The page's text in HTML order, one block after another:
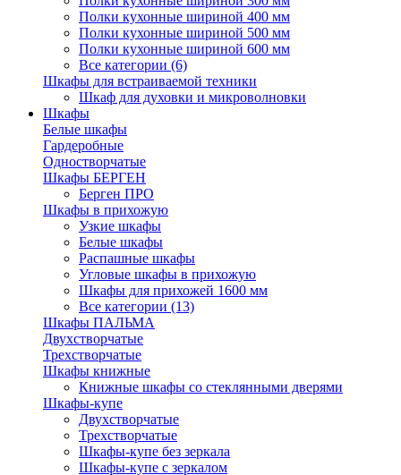
Полки кухонные шириной 400 мм
Полки кухонные шириной 500 мм
Полки кухонные шириной 600 мм
Все категории (6)
Шкафы для встраиваемой техники
Шкаф для духовки и микроволновки
Шкафы
Белые шкафы
Гардеробные
Одностворчатые
Шкафы БЕРГЕН
Берген ПРО
Шкафы в прихожую
Узкие шкафы
Белые шкафы
Распашные шкафы
Угловые шкафы в прихожую
Шкафы для прихожей 1600 мм
Все категории (13)
Шкафы ПАЛЬМА
Двухстворчатые
Трехстворчатые
Шкафы книжные
Книжные шкафы со стеклянными дверями
Шкафы-купе
Двухстворчатые
Трехстворчатые
Шкафы-купе без зеркала
Шкафы-купе с зеркалом